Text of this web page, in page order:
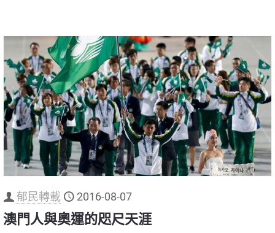
郁民轉載 2016-08-07
澳門人與奧運的咫尺天涯